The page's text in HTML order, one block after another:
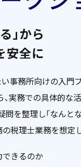
」から
安全に
事務所向けの入門プ
実務での具体的な
問を整理し「なんと
の税理士業務を想定
きるのか